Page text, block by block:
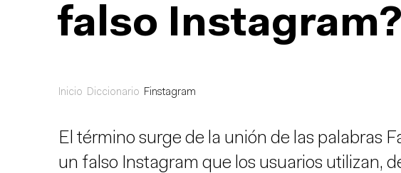
falso Instagram?
Inicio Diccionario Finstagram
El término surge de la unión de las palabras
un falso Instagram que los usuarios utilizan,